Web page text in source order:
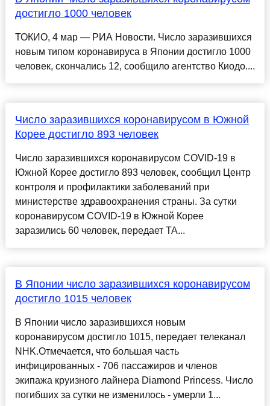
достигло 1000 человек
ТОКИО, 4 мар — РИА Новости. Число заразившихся
новым типом коронавируса в Японии достигло 1000
человек, скончались 12, сообщило агентство Киодо....
Число заразившихся коронавирусом в Южной
Корее достигло 893 человек
Число заразившихся коронавирусом COVID-19 в
Южной Корее достигло 893 человек, сообщил Центр
контроля и профилактики заболеваний при
министерстве здравоохранения страны. За сутки
коронавирусом COVID-19 в Южной Корее
заразились 60 человек, передает ТА...
В Японии число заразившихся коронавирусом
достигло 1015 человек
В Японии число заразившихся новым
коронавирусом достигло 1015, передает телеканал
NHK.Отмечается, что большая часть
инфицированных - 706 пассажиров и членов
экипажа круизного лайнера Diamond Princess. Число
погибших за сутки не изменилось - умерли 1...